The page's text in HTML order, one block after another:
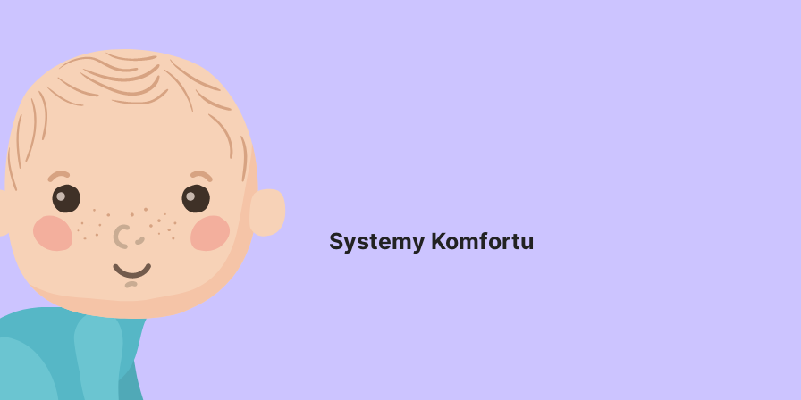
Systemy Komfortu